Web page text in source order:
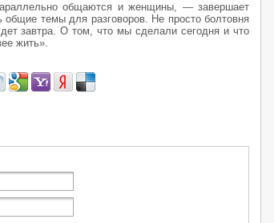
общаются и женщины, — завершает
темы для разговоров. Не просто болтовня
завтра. О том, что мы сделали сегодня и что
жить».